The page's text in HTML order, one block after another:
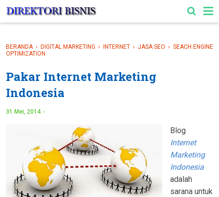
-->
BERANDA › DIGITAL MARKETING › INTERNET › JASA SEO › SEACH ENGINE
OPTIMIZATION
Pakar Internet Marketing
Indonesia
31 Mei, 2014
Blog
Internet
Marketing
Indonesia
adalah
sarana untuk